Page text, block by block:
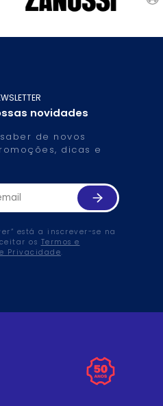
novidades
de novos
dicas e
está a inscrever-se na
os Termos e
Privacidade.